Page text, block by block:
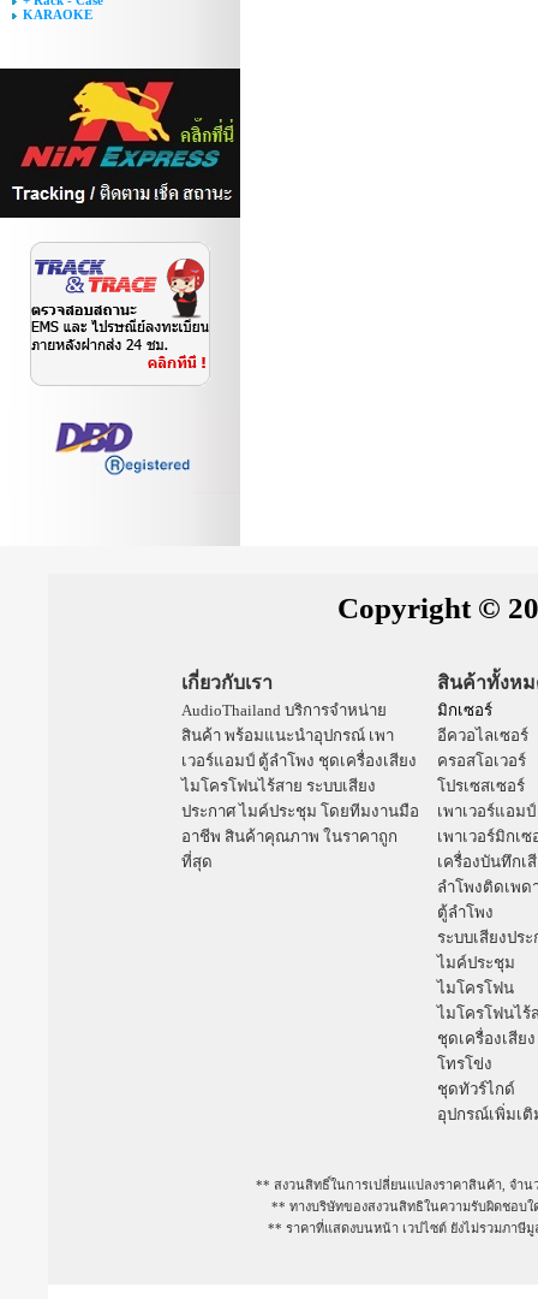
KARAOKE
Copyright ©
เกี่ยวกับเรา
AudioThailand บริการจำหน่าย
สินค้า พร้อมแนะนำอุปกรณ์ เพา
เวอร์แอมป์ ตู้ลำโพง ชุดเครื่องเสียง
ไมโครโฟนไร้สาย ระบบเสียง
ประกาศ ไมค์ประชุม โดยทีมงานมือ
อาชีพ สินค้าคุณภาพ ในราคาถูก
ที่สุด
สินค้าทั้งห
มิกเซอร์
อีควอไลเซอร์
ครอสโอเวอร์
โปรเซสเซอร์
เพาเวอร์แอมป์
เพาเวอร์มิกเซ
เครื่องบันทึกเ
ลำโพงติดเพด
ตู้ลำโพง
ระบบเสียงประ
ไมค์ประชุม
ไมโครโฟน
ไมโครโฟนไร้
ชุดเครื่องเสียง
โทรโข่ง
ชุดทัวร์ไกด์
อุปกรณ์เพิ่มเติ
** สงวนสิทธิ์ในการเปลี่ยนแปลงราคาสินค้า, จำน
** ทางบริษัทของสงวนสิทธิในความรับผิดชอบ
** ราคาที่แสดงบนหน้า เวปไซต์ ยังไม่รวมภาษี